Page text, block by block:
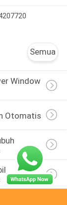
Semua
Window
Otomatis